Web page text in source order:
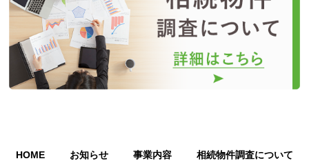
HOME お知らせ 事業内容 相続物件調査について